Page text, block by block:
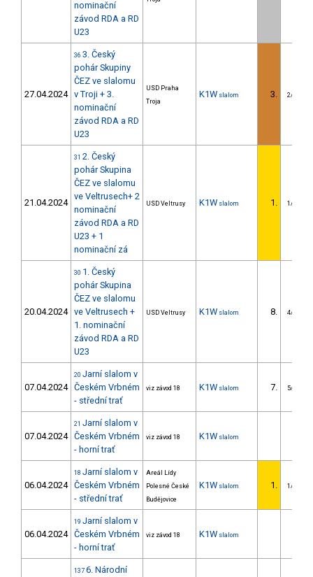
nominační
závod RDA a RD
U23
27.04.2024
36 3. Český
pohár Skupiny
ČEZ ve slalomu
v Troji + 3.
nominační
závod RDA a RD
U23
USD Praha
Troja
K1W slalom 3. 2/U23
21.04.2024
31 2. Český
pohár Skupina
ČEZ ve slalomu
ve Veltrusech+ 2
nominační
závod RDA a RD
U23 + 1
nominační zá
USD Veltrusy K1W slalom 1. 1/U23
20.04.2024
30 1. Český
pohár Skupina
ČEZ ve slalomu
ve Veltrusech +
1. nominační
závod RDA a RD
U23
USD Veltrusy K1W slalom 8. 4/U23
07.04.2024
20 Jarní slalom v
Českém Vrbném
- střední trať
viz závod 18 K1W slalom 7. 5/U23
07.04.2024
21 Jarní slalom v
Českém Vrbném
- horní trať
viz závod 18 K1W slalom
06.04.2024
18 Jarní slalom v
Českém Vrbném
- střední trať
Areál Lídy
Polesné České
Budějovice
K1W slalom 1. 1/U23
06.04.2024
19 Jarní slalom v
Českém Vrbném
- horní trať
viz závod 18 K1W slalom
137 6. Národní